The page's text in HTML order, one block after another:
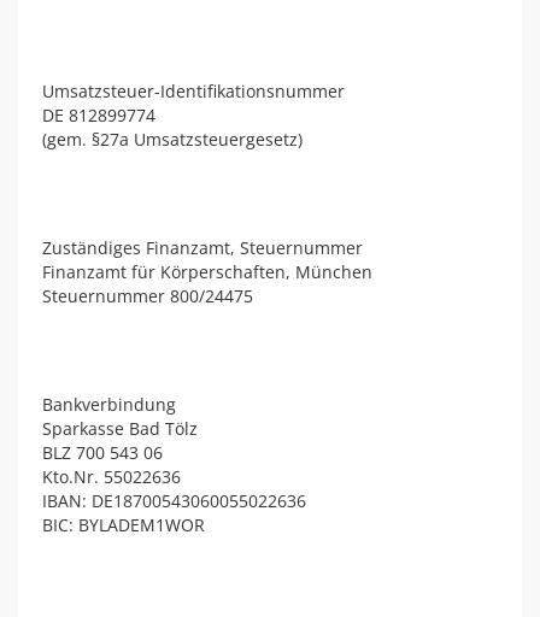
Umsatzsteuer-Identifikationsnummer
DE 812899774
(gem. §27a Umsatzsteuergesetz)
Zuständiges Finanzamt, Steuernummer
Finanzamt für Körperschaften, München
Steuernummer 800/24475
Bankverbindung
Sparkasse Bad Tölz
BLZ 700 543 06
Kto.Nr. 55022636
IBAN: DE18700543060055022636
BIC: BYLADEM1WOR